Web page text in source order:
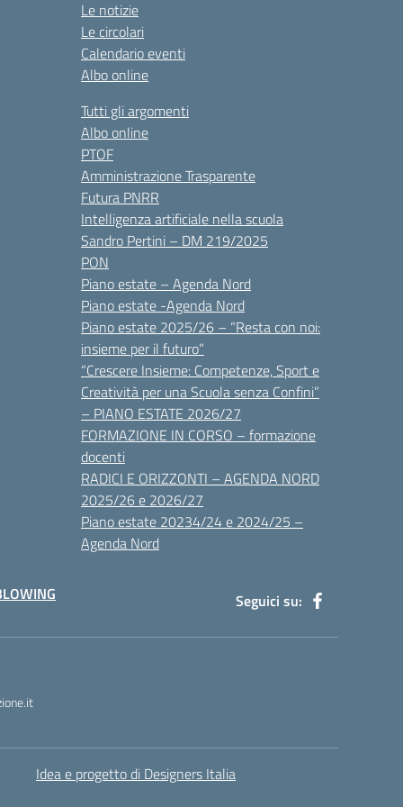
Le notizie
Le circolari
Calendario eventi
Albo online
Tutti gli argomenti
Albo online
PTOF
Amministrazione Trasparente
Futura PNRR
Intelligenza artificiale nella scuola
Sandro Pertini – DM 219/2025
PON
Piano estate – Agenda Nord
Piano estate -Agenda Nord
Piano estate 2025/26 – “Resta con noi:
insieme per il futuro”
“Crescere Insieme: Competenze, Sport e
Creatività per una Scuola senza Confini”
– PIANO ESTATE 2026/27
FORMAZIONE IN CORSO – formazione
docenti
RADICI E ORIZZONTI – AGENDA NORD
2025/26 e 2026/27
Piano estate 20234/24 e 2024/25 –
Agenda Nord
Seguici su:
Idea e progetto di Designers Italia